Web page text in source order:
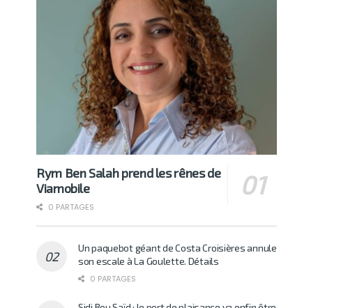
Rym Ben Salah prend les rênes de
Viamobile
0 PARTAGES
Un paquebot géant de Costa Croisières annule
son escale à La Goulette. Détails
0 PARTAGES